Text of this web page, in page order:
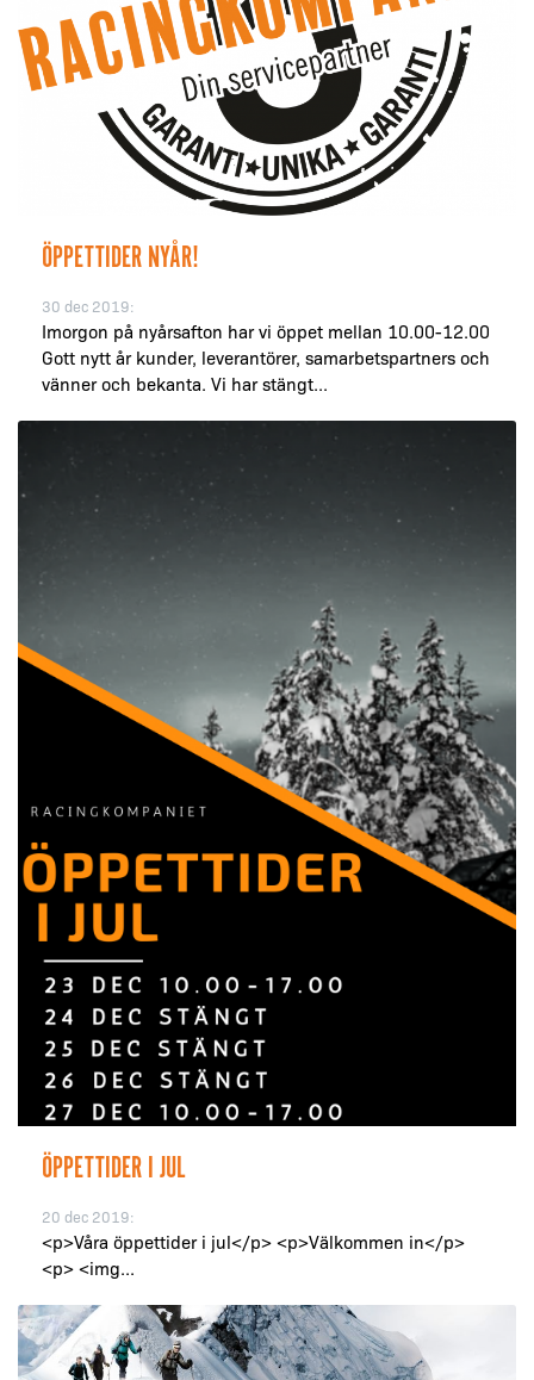
ÖPPETTIDER NYÅR!
30 dec 2019:
Imorgon på nyårsafton har vi öppet mellan 10.00-12.00
Gott nytt år kunder, leverantörer, samarbetspartners och
vänner och bekanta. Vi har stängt...
ÖPPETTIDER I JUL
20 dec 2019:
<p>Våra öppettider i jul</p> <p>Välkommen in</p>
<p> <img...